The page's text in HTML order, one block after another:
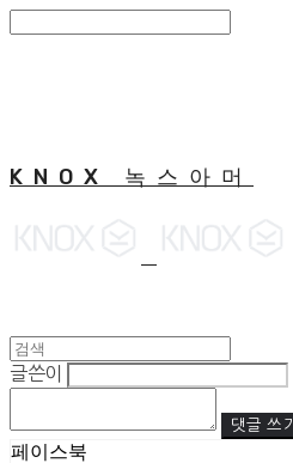
KNOX 녹스아머
글쓴이
댓글 쓰기
페이스북